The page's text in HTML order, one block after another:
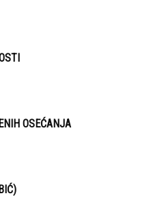
OSEĆANJA